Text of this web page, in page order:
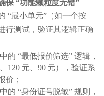
保 “功能颗粒度无错”
“最小单元”（如一个按
行测试，验证其逻辑正确
的 “最低报价筛选” 逻辑，
120 元、90 元），验证系
价；
的 “身份证号脱敏” 规则，